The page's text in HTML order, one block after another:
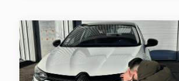
protection de carrosserie, il est essentiel
de te poser les bonnes questions. Ce
guide te détaille les points clés à vérifier
avant de choisir ton PPF, afin d’investir
intelligemment et durablement dans la
protection de ton véhicule.